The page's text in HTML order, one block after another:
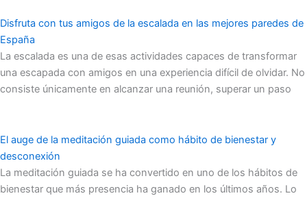
Disfruta con tus amigos de la escalada en las mejores paredes de
España
La escalada es una de esas actividades capaces de transformar
una escapada con amigos en una experiencia difícil de olvidar. No
consiste únicamente en alcanzar una reunión, superar un paso
El auge de la meditación guiada como hábito de bienestar y
desconexión
La meditación guiada se ha convertido en uno de los hábitos de
bienestar que más presencia ha ganado en los últimos años. Lo